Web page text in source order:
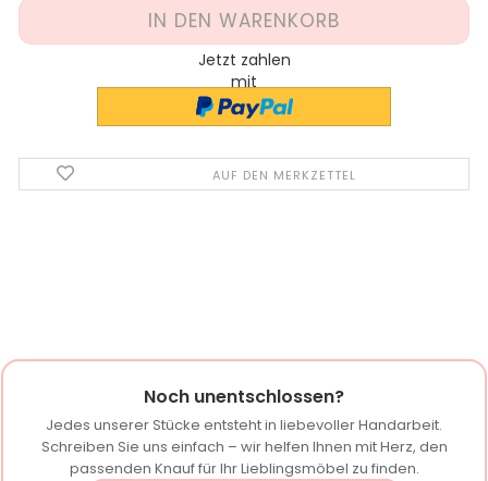
Jetzt zahlen
mit
AUF DEN MERKZETTEL
Noch unentschlossen?
Jedes unserer Stücke entsteht in liebevoller Handarbeit.
Schreiben Sie uns einfach – wir helfen Ihnen mit Herz, den
passenden Knauf für Ihr Lieblingsmöbel zu finden.